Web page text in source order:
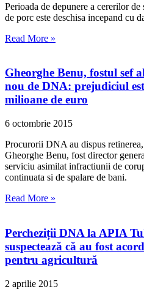
Perioada de depunere a cererilor
de porc este deschisa incepand cu
Read More »
Gheorghe Benu, fostul sef
nou de DNA: prejudiciul
milioane de euro
6 octombrie 2015
Procurorii DNA au dispus
Gheorghe Benu, fost director
serviciu asimilat infractiunii de
continuata si de spalare de bani.
Read More »
Percheziții DNA la APIA
suspectează că au fost
pentru agricultură
2 aprilie 2015